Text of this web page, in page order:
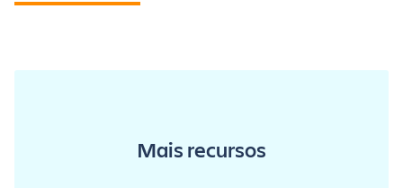
Mais recursos